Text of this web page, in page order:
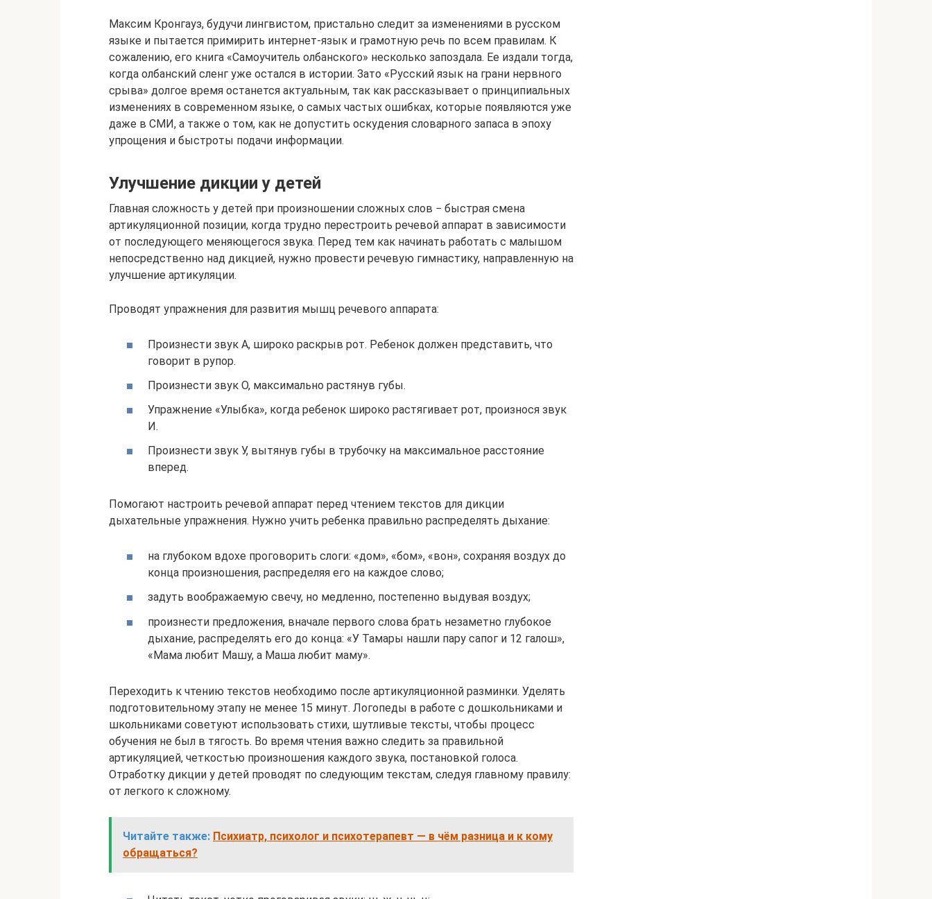
Максим Кронгауз, будучи лингвистом, пристально следит за изменениями в русском
языке и пытается примирить интернет-язык и грамотную речь по всем правилам. К
сожалению, его книга «Самоучитель олбанского» несколько запоздала. Ее издали тогда,
когда олбанский сленг уже остался в истории. Зато «Русский язык на грани нервного
срыва» долгое время останется актуальным, так как рассказывает о принципиальных
изменениях в современном языке, о самых частых ошибках, которые появляются уже
даже в СМИ, а также о том, как не допустить оскудения словарного запаса в эпоху
упрощения и быстроты подачи информации.
Улучшение дикции у детей
Главная сложность у детей при произношении сложных слов − быстрая смена
артикуляционной позиции, когда трудно перестроить речевой аппарат в зависимости
от последующего меняющегося звука. Перед тем как начинать работать с малышом
непосредственно над дикцией, нужно провести речевую гимнастику, направленную на
улучшение артикуляции.
Проводят упражнения для развития мышц речевого аппарата:
Произнести звук А, широко раскрыв рот. Ребенок должен представить, что
говорит в рупор.
Произнести звук О, максимально растянув губы.
Упражнение «Улыбка», когда ребенок широко растягивает рот, произнося звук
И.
Произнести звук У, вытянув губы в трубочку на максимальное расстояние
вперед.
Помогают настроить речевой аппарат перед чтением текстов для дикции
дыхательные упражнения. Нужно учить ребенка правильно распределять дыхание:
на глубоком вдохе проговорить слоги: «дом», «бом», «вон», сохраняя воздух до
конца произношения, распределяя его на каждое слово;
задуть воображаемую свечу, но медленно, постепенно выдувая воздух;
произнести предложения, вначале первого слова брать незаметно глубокое
дыхание, распределять его до конца: «У Тамары нашли пару сапог и 12 галош»,
«Мама любит Машу, а Маша любит маму».
Переходить к чтению текстов необходимо после артикуляционной разминки. Уделять
подготовительному этапу не менее 15 минут. Логопеды в работе с дошкольниками и
школьниками советуют использовать стихи, шутливые тексты, чтобы процесс
обучения не был в тягость. Во время чтения важно следить за правильной
артикуляцией, четкостью произношения каждого звука, постановкой голоса.
Отработку дикции у детей проводят по следующим текстам, следуя главному правилу:
от легкого к сложному.
Читайте также: Психиатр, психолог и психотерапевт — в чём разница и к кому
обращаться?